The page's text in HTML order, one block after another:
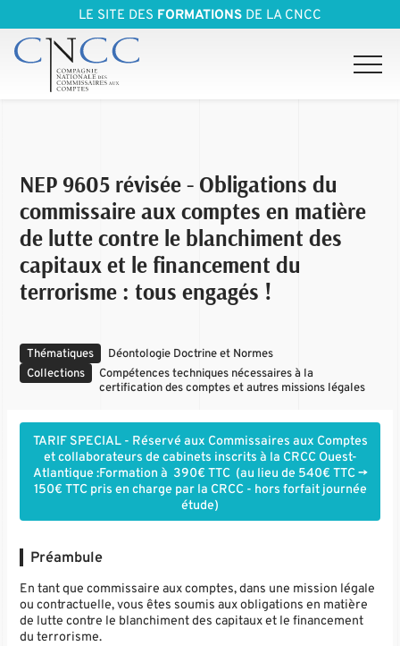
LE SITE DES FORMATIONS DE LA CNCC
NEP 9605 révisée - Obligations du
commissaire aux comptes en matière
de lutte contre le blanchiment des
capitaux et le financement du
terrorisme : tous engagés !
Thématiques
Déontologie Doctrine et Normes
Collections
Compétences techniques nécessaires à la
certification des comptes et autres missions légales
TARIF SPECIAL - Réservé aux Commissaires aux Comptes
et collaborateurs de cabinets inscrits à la CRCC Ouest-
Atlantique :Formation à 390€ TTC (au lieu de 540€ TTC ->
150€ TTC pris en charge par la CRCC - hors forfait journée
étude)
Préambule
En tant que commissaire aux comptes, dans une mission légale
ou contractuelle, vous êtes soumis aux obligations en matière
de lutte contre le blanchiment des capitaux et le financement
du terrorisme.